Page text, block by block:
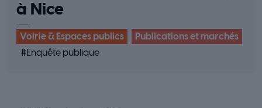
à Nice
Voirie & Espaces publics
Publications et marchés
#Enquête publique